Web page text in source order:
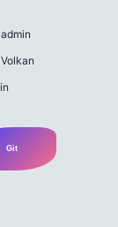
admin
Volkan